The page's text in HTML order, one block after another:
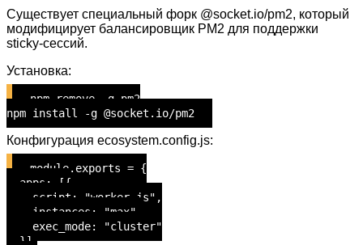
Существует специальный форк @socket.io/pm2, который
модифицирует балансировщик PM2 для поддержки
sticky-сессий.
Установка:
npm remove -g pm2
npm install -g @socket.io/pm2
Конфигурация ecosystem.config.js:
module.exports = {
apps: [{
script: "worker.js",
instances: "max",
exec_mode: "cluster"
}]